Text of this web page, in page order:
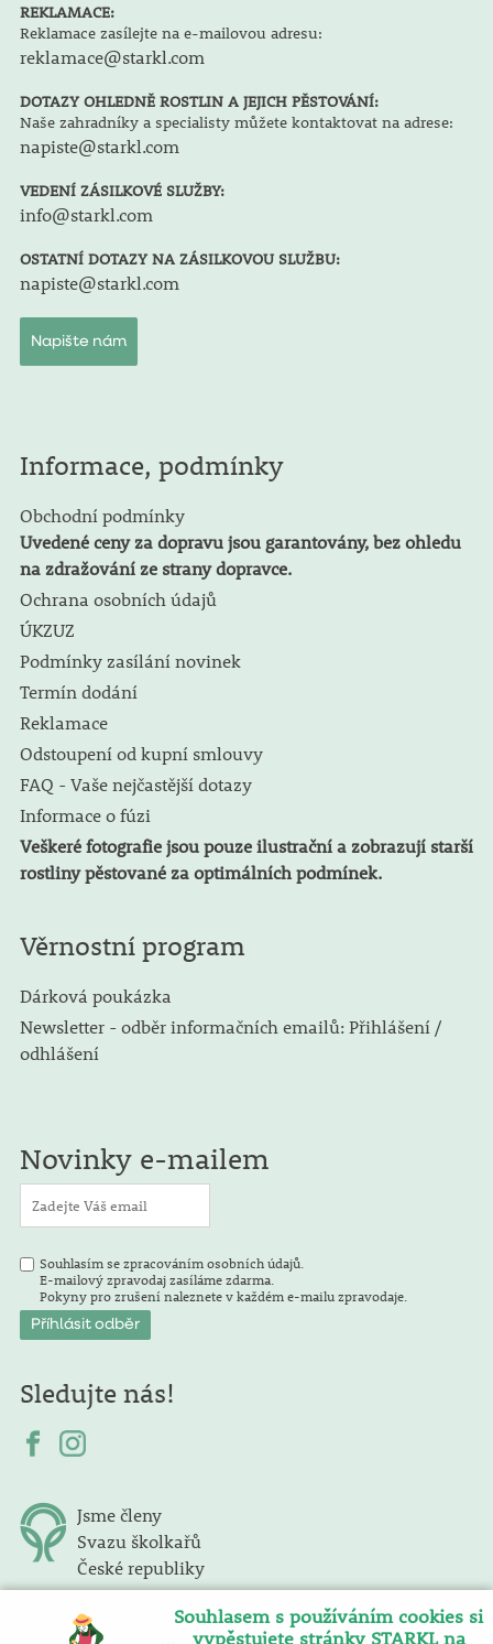
REKLAMACE:
Reklamace zasílejte na e-mailovou adresu:
reklamace@starkl.com
DOTAZY OHLEDNĚ ROSTLIN A JEJICH PĚSTOVÁNÍ:
Naše zahradníky a specialisty můžete kontaktovat na adrese:
napiste@starkl.com
VEDENÍ ZÁSILKOVÉ SLUŽBY:
info@starkl.com
OSTATNÍ DOTAZY NA ZÁSILKOVOU SLUŽBU:
napiste@starkl.com
Napište nám
Informace, podmínky
Obchodní podmínky
Uvedené ceny za dopravu jsou garantovány, bez ohledu
na zdražování ze strany dopravce.
Ochrana osobních údajů
ÚKZUZ
Podmínky zasílání novinek
Termín dodání
Reklamace
Odstoupení od kupní smlouvy
FAQ - Vaše nejčastější dotazy
Informace o fúzi
Veškeré fotografie jsou pouze ilustrační a zobrazují starší
rostliny pěstované za optimálních podmínek.
Věrnostní program
Dárková poukázka
Newsletter - odběr informačních emailů: Přihlášení /
odhlášení
Novinky e-mailem
Souhlasím se zpracováním osobních údajů.
E-mailový zpravodaj zasíláme zdarma.
Pokyny pro zrušení naleznete v každém e-mailu zpravodaje.
Sledujte nás!
Jsme členy
Svazu školkařů
České republiky
Souhlasem s používáním cookies si
vypěstujete stránky STARKL na